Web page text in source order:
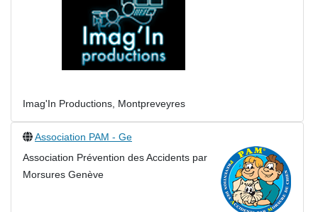
Imag'In Productions, Montpreveyres
Association PAM - Ge
Association Prévention des Accidents par
Morsures Genève